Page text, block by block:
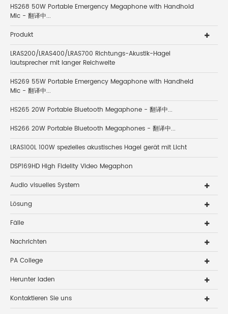
HS268 50W Portable Emergency Megaphone with Handhold
Mic - 翻译中...
Produkt
LRAS200/LRAS400/LRAS700 Richtungs-Akustik-Hagel
lautsprecher mit langer Reichweite
HS269 55W Portable Emergency Megaphone with Handheld
Mic - 翻译中...
HS265 20W Portable Bluetooth Megaphone - 翻译中...
HS266 20W Portable Bluetooth Megaphones - 翻译中...
LRAS100L 100W spezielles akustisches Hagel gerät mit Licht
DSP169HD High Fidelity Video Megaphon
Audio visuelles System
Lösung
Fälle
Nachrichten
PA College
Herunter laden
Kontaktieren Sie uns